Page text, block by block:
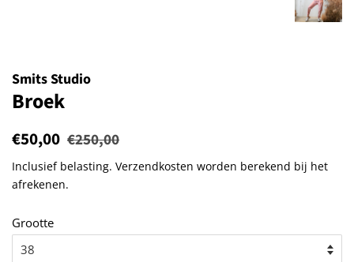
Smits Studio
Broek
Normale
€50,00 Aanbiedingsprijs
€250,00
Inclusief belasting. Verzendkosten worden berekend bij het
afrekenen.
Grootte